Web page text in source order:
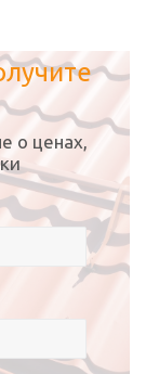
о ценах,